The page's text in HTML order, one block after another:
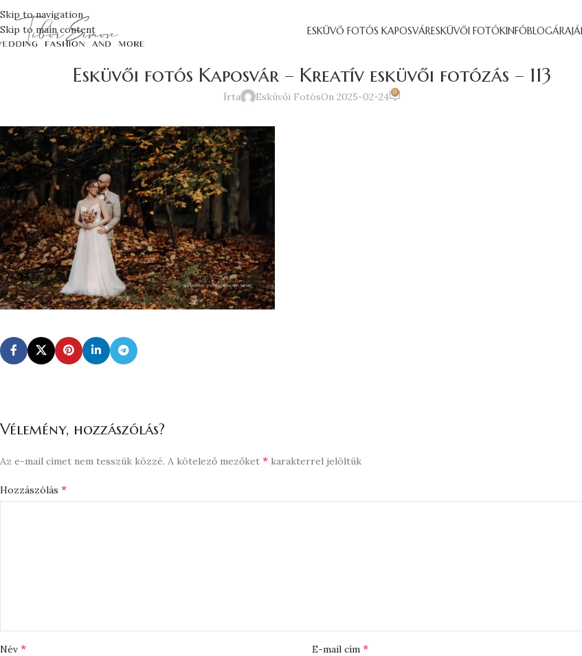
Skip to navigation
Skip to main content
ESKÜVŐ FOTÓS KAPOSVÁRESKÜVŐI FOTÓKINFÓBLOG
Esküvői fotós Kaposvár – Kreatív esküvői fotózás – 113
Írta Esküvői FotósOn 2025-02-24 0
Vélemény, hozzászólás?
Az e-mail címet nem tesszük közzé. A kötelező mezőket * karakterrel jelöltük
Hozzászólás *
Név * E-mail cím*